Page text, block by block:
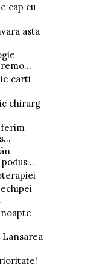
cap cu
asta
carti
chirurg
ferim